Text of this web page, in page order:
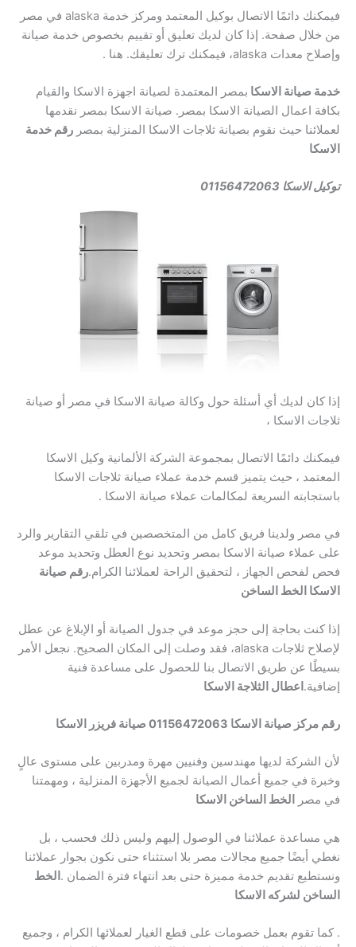
فيمكنك دائمًا الاتصال بوكيل المعتمد ومركز خدمة alaska في مصر
من خلال صفحة. إذا كان لديك تعليق أو تقييم بخصوص خدمة صيانة
وإصلاح معدات alaska، فيمكنك ترك تعليقك. هنا .
خدمة صيانة الاسكا بمصر المعتمدة لصيانة اجهزة الاسكا والقيام
بكافة اعمال الصيانة الاسكا بمصر. صيانة الاسكا بمصر نقدمها
لعملائنا حيث نقوم بصيانة ثلاجات الاسكا المنزلية بمصر رقم خدمة
الاسكا
توكيل الاسكا 01156472063
إذا كان لديك أي أسئلة حول وكالة صيانة الاسكا في مصر أو صيانة
ثلاجات الاسكا ،
فيمكنك دائمًا الاتصال بمجموعة الشركة الألمانية وكيل الاسكا
المعتمد ، حيث يتميز قسم خدمة عملاء صيانة ثلاجات الاسكا
باستجابته السريعة لمكالمات عملاء صيانة الاسكا .
في مصر ولدينا فريق كامل من المتخصصين في تلقي التقارير والرد
على عملاء صيانة الاسكا بمصر وتحديد نوع العطل وتحديد موعد
فحص لفحص الجهاز ، لتحقيق الراحة لعملائنا الكرام.رقم صيانة
الاسكا الخط الساخن
إذا كنت بحاجة إلى حجز موعد في جدول الصيانة أو الإبلاغ عن عطل
لإصلاح ثلاجات alaska، فقد وصلت إلى المكان الصحيح. نجعل الأمر
بسيطًا عن طريق الاتصال بنا للحصول على مساعدة فنية
إضافية. اعطال الثلاجة الاسكا
رقم مركز صيانة الاسكا 01156472063 صيانة فريزر الاسكا
لأن الشركة لديها مهندسين وفنيين مهرة ومدربين على مستوى عالٍ
وخبرة في جميع أعمال الصيانة لجميع الأجهزة المنزلية ، ومهمتنا
في مصر
الخط الساخن الاسكا
هي مساعدة عملائنا في الوصول إليهم وليس ذلك فحسب ، بل
نغطي أيضًا جميع مجالات مصر بلا استثناء حتى نكون بجوار عملائنا
ونستطيع تقديم خدمة مميزة حتى بعد انتهاء فترة الضمان . الخط
الساخن لشركه الاسكا
. كما تقوم بعمل خصومات على قطع الغيار لعملائها الكرام ، وجميع